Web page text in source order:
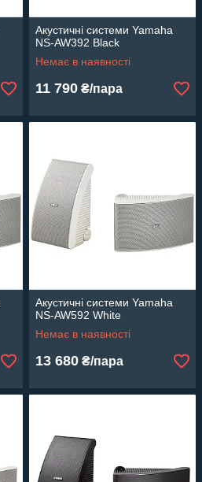
Акустичні системи Yamaha
NS-AW392 Black
Немає в наявності
11 790 ₴/пара
Акустичні системи Yamaha
NS-AW592 White
Немає в наявності
13 680 ₴/пара